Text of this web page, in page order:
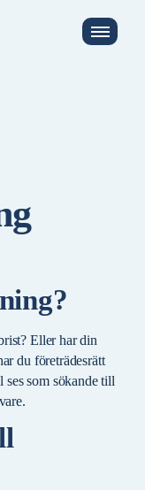
Eller har din
du företrädesrätt
som sökande till